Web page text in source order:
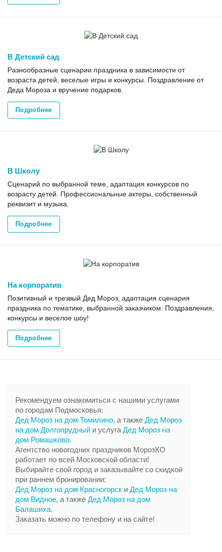
В Детский сад
Разнообразные сценарии праздника в зависимости от
возраста детей, веселые игры и конкурсы. Поздравление от
Деда Мороза и вручение подарков.
Подробнее
В Школу
Сценарий по выбранной теме, адаптация конкурсов по
возрасту детей. Профессиональные актеры, собственный
реквизит и музыка.
Подробнее
На корпоратив
Позитивный и трезвый Дед Мороз, адаптация сценария
праздника по тематике, выбранной заказчиком. Поздравления,
конкурсы и веселое шоу!
Подробнее
Рекомендуем ознакомиться с нашими услугами
по городам Подмосковья:
Дед Мороз на дом Томилино, а также Дед Мороз
на дом Долгопрудный и услугаДед Мороз на
дом Ромашково.
Агентство новогодних праздников МорозКО
работает по всей Московской области!
Выбирайте свой город и заказывайте со скидкой
при раннем бронировании:
Дед Мороз на дом Красногорск и Дед Мороз на
дом Видное, а также Дед Мороз на дом
Балашиха.
Заказать можно по телефону и на сайте!